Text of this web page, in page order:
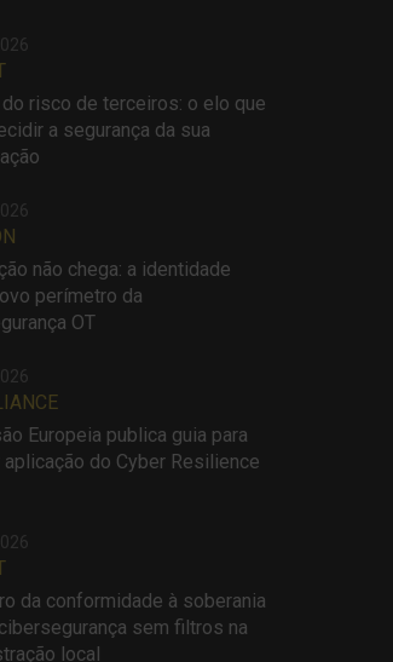
risco de terceiros: o elo que
a segurança da sua
não chega: a identidade
perímetro da
OT
Europeia publica guia para
do Cyber Resilience
da conformidade à soberania
sem filtros na
local